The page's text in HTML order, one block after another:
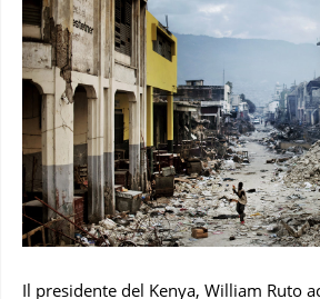
Il presidente del Kenya, William Ruto